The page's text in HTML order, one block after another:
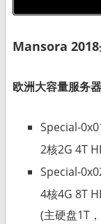
Mansora 2018
欧洲大容量服务器
Special-
2核2G 4T
Special-
4核4G 8T
(主硬盘1T